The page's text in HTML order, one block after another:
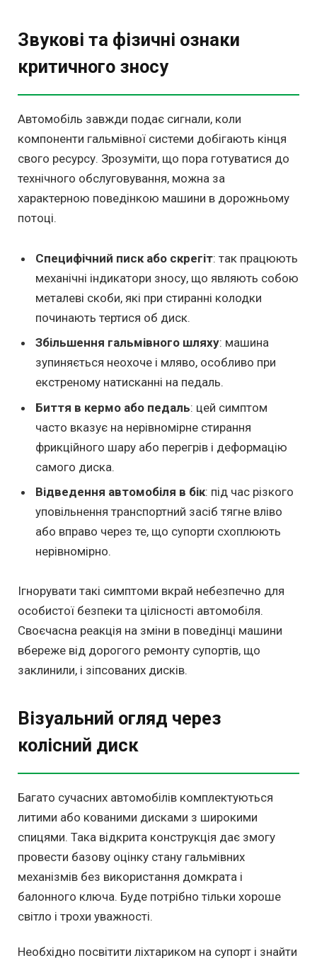
Звукові та фізичні ознаки
критичного зносу
Автомобіль завжди подає сигнали, коли
компоненти гальмівної системи добігають кінця
свого ресурсу. Зрозуміти, що пора готуватися до
технічного обслуговування, можна за
характерною поведінкою машини в дорожньому
потоці.
Специфічний писк або скрегіт: так працюють
механічні індикатори зносу, що являють собою
металеві скоби, які при стиранні колодки
починають тертися об диск.
Збільшення гальмівного шляху: машина
зупиняється неохоче і мляво, особливо при
екстреному натисканні на педаль.
Биття в кермо або педаль: цей симптом
часто вказує на нерівномірне стирання
фрикційного шару або перегрів і деформацію
самого диска.
Відведення автомобіля в бік: під час різкого
уповільнення транспортний засіб тягне вліво
або вправо через те, що супорти схоплюють
нерівномірно.
Ігнорувати такі симптоми вкрай небезпечно для
особистої безпеки та цілісності автомобіля.
Своєчасна реакція на зміни в поведінці машини
вбереже від дорогого ремонту супортів, що
заклинили, і зіпсованих дисків.
Візуальний огляд через
колісний диск
Багато сучасних автомобілів комплектуються
литими або кованими дисками з широкими
спицями. Така відкрита конструкція дає змогу
провести базову оцінку стану гальмівних
механізмів без використання домкрата і
балонного ключа. Буде потрібно тільки хороше
світло і трохи уважності.
Необхідно посвітити ліхтариком на супорт і знайти